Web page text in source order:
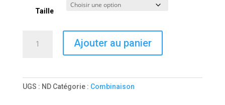
Taille
+
Ajouter au panier
UGS : ND Catégorie : Combinaison